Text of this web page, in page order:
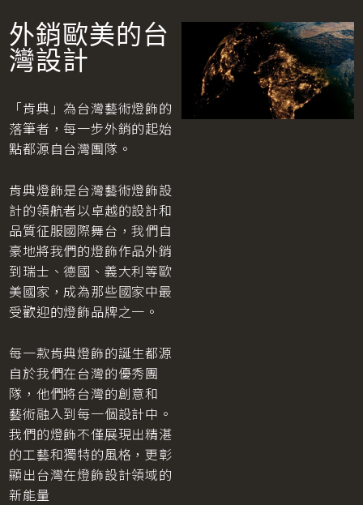
外銷歐美的台
灣設計
「肯典」為台灣藝術燈飾的
落筆者，每一步外銷的起始
點都源自台灣團隊。
肯典燈飾是台灣藝術燈飾設
計的領航者以卓越的設計和
品質征服國際舞台，我們自
豪地將我們的燈飾作品外銷
到瑞士、德國、義大利等歐
美國家，成為那些國家中最
受歡迎的燈飾品牌之一。
每一款肯典燈飾的誕生都源
自於我們在台灣的優秀團
隊，他們將台灣的創意和
藝術融入到每一個設計中。
我們的燈飾不僅展現出精湛
的工藝和獨特的風格，更彰
顯出台灣在燈飾設計領域的
新能量